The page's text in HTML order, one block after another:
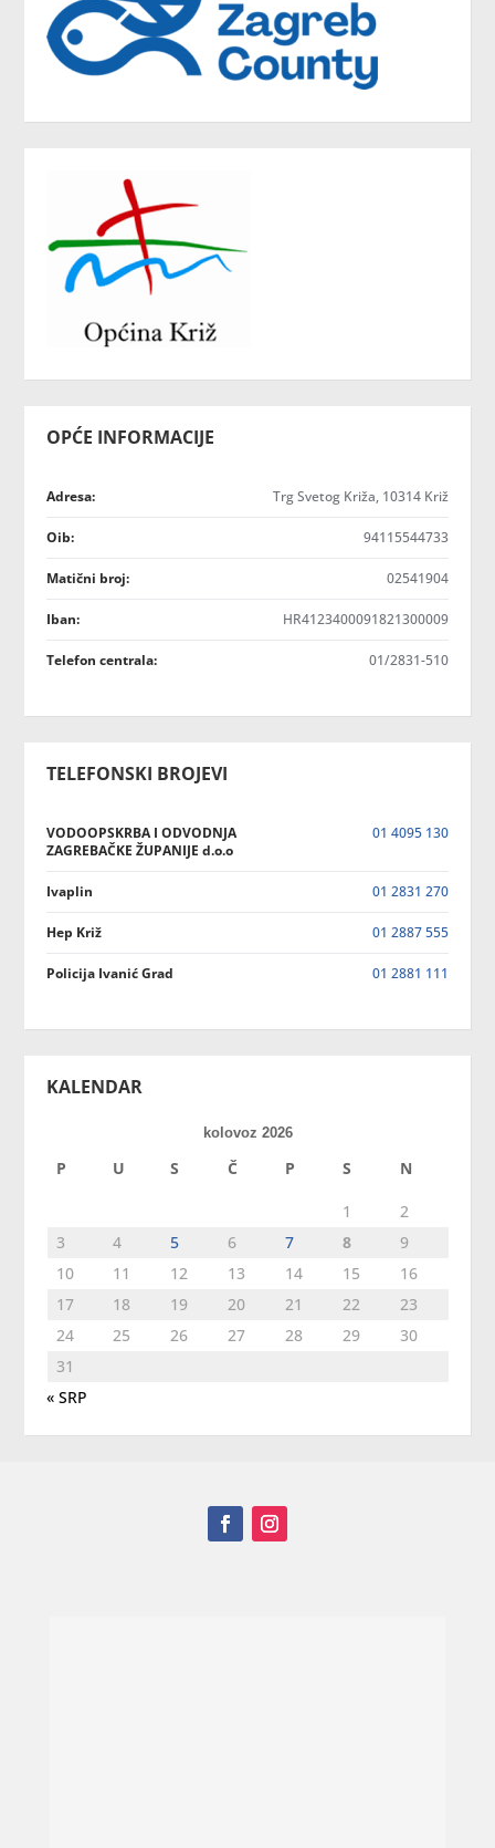
OPĆE INFORMACIJE
Adresa: Trg Svetog Križa, 10314 Križ
Oib: 94115544733
Matični broj: 02541904
Iban: HR4123400091821300009
Telefon centrala: 01/2831-510
TELEFONSKI BROJEVI
VODOOPSKRBA I ODVODNJA
ZAGREBAČKE ŽUPANIJE d.o.o
01 4095 130
Ivaplin 01 2831 270
Hep Križ 01 2887 555
Policija Ivanić Grad 01 2881 111
KALENDAR
kolovoz 2026
P U S Č P S N
1
2
3
4 5 6 7 8
9
10
11 12 13 14 15
16
17
18 19 20 21 22
23
24
25 26 27 28 29
30
31
« SRP